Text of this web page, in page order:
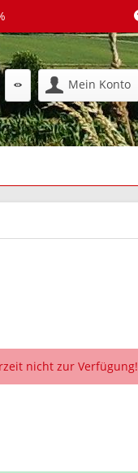
Mein Konto
nicht zur Verfügung!